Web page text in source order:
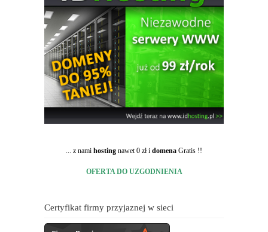
... z nami hosting nawet 0 zł i domena Gratis !!
OFERTA DO UZGODNIENIA
Certyfikat firmy przyjaznej w sieci